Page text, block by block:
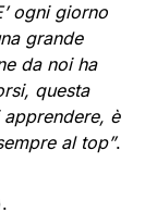
ogni giorno
grande
da noi ha
questa
è
al top”.